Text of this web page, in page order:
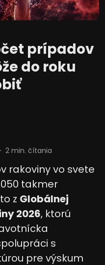
prípadov
do roku
2 min. čítania
rakoviny vo svete
takmer
z Globálnej
2026, ktorú
s
pre výskum